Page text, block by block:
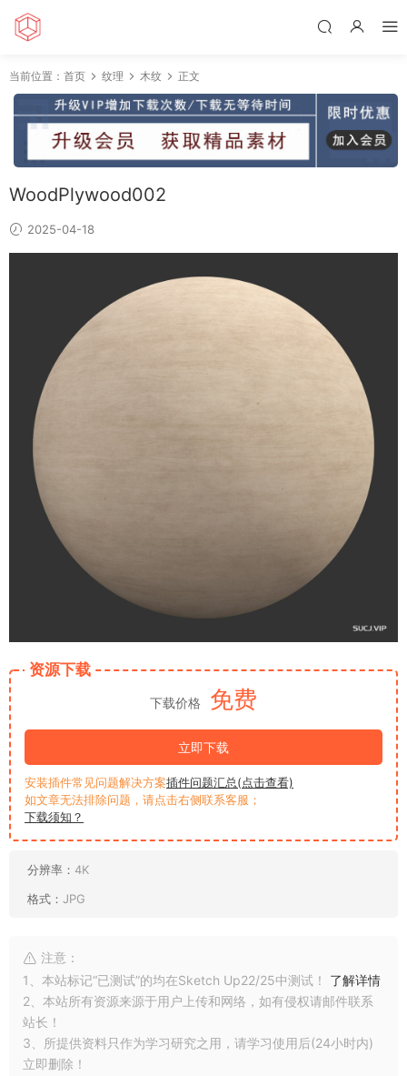
当前位置： 首页 纹理 木纹 正文
WoodPlywood002
2025-04-18
资源下载
下载价格 免费
立即下载
安装插件常见问题解决方案插件问题汇总(点击查看)
如文章无法排除问题，请点击右侧联系客服；
下载须知？
分辨率： 4K
格式： JPG
注意：
1、本站标记“已测试”的均在Sketch Up22/25中测试！ 了解详情
2、本站所有资源来源于用户上传和网络，如有侵权请邮件联系
站长！
3、所提供资料只作为学习研究之用，请学习使用后(24小时内)
立即删除！